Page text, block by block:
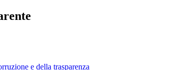
e della trasparenza